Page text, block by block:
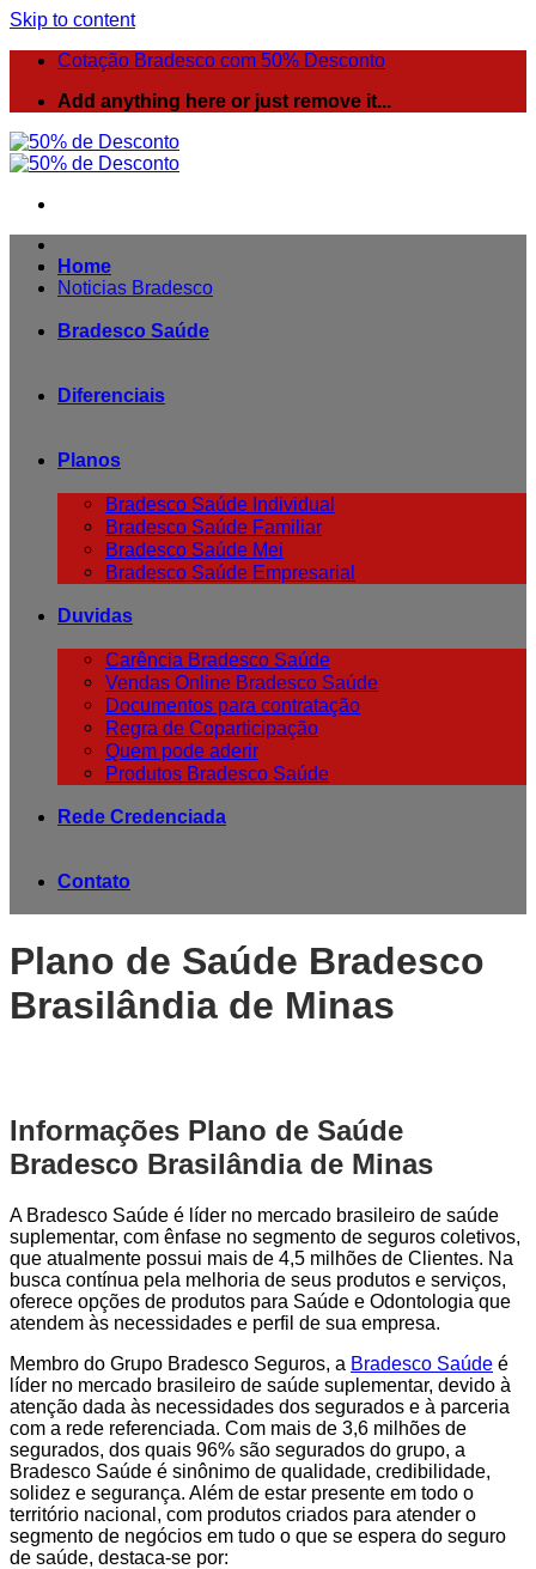
Skip to content
Cotação Bradesco com 50% Desconto
Add anything here or just remove it...
Noticias Bradesco
Home
Bradesco Saúde
Diferenciais
Planos
Bradesco Saúde Individual
Bradesco Saúde Familiar
Bradesco Saúde Mei
Bradesco Saúde Empresarial
Duvidas
Carência Bradesco Saúde
Vendas Online Bradesco Saúde
Documentos para contratação
Regra de Coparticipação
Quem pode aderir
Produtos Bradesco Saúde
Rede Credenciada
Contato
Plano de Saúde Bradesco
Brasilândia de Minas
Informações Plano de Saúde
Bradesco Brasilândia de Minas
A Bradesco Saúde é líder no mercado brasileiro de saúde
suplementar, com ênfase no segmento de seguros coletivos,
que atualmente possui mais de 4,5 milhões de Clientes. Na
busca contínua pela melhoria de seus produtos e serviços,
oferece opções de produtos para Saúde e Odontologia que
atendem às necessidades e perfil de sua empresa.
Membro do Grupo Bradesco Seguros, a Bradesco Saúde é
líder no mercado brasileiro de saúde suplementar, devido à
atenção dada às necessidades dos segurados e à parceria
com a rede referenciada. Com mais de 3,6 milhões de
segurados, dos quais 96% são segurados do grupo, a
Bradesco Saúde é sinônimo de qualidade, credibilidade,
solidez e segurança. Além de estar presente em todo o
território nacional, com produtos criados para atender o
segmento de negócios em tudo o que se espera do seguro
de saúde, destaca-se por: